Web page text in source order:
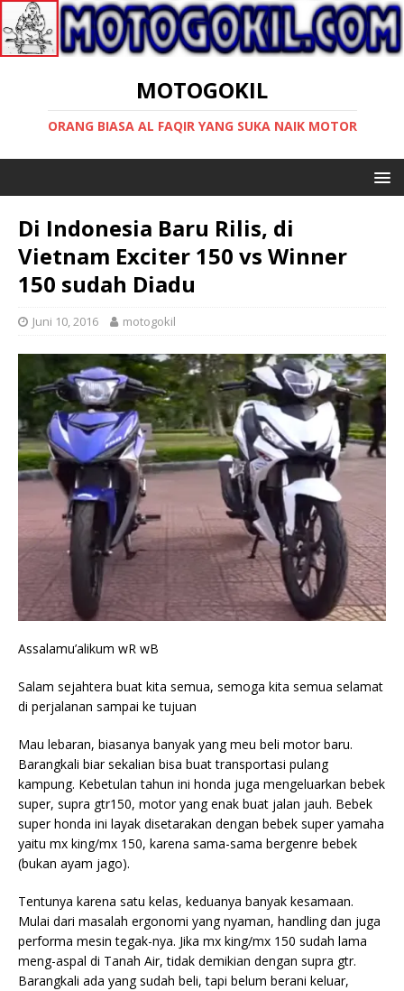
MOTOGOKIL
ORANG BIASA AL FAQIR YANG SUKA NAIK MOTOR
Di Indonesia Baru Rilis, di
Vietnam Exciter 150 vs Winner
150 sudah Diadu
Juni 10, 2016 motogokil
Assalamu’alikum wR wB
Salam sejahtera buat kita semua, semoga kita semua selamat
di perjalanan sampai ke tujuan
Mau lebaran, biasanya banyak yang meu beli motor baru.
Barangkali biar sekalian bisa buat transportasi pulang
kampung. Kebetulan tahun ini honda juga mengeluarkan bebek
super, supra gtr150, motor yang enak buat jalan jauh. Bebek
super honda ini layak disetarakan dengan bebek super yamaha
yaitu mx king/mx 150, karena sama-sama bergenre bebek
(bukan ayam jago).
Tentunya karena satu kelas, keduanya banyak kesamaan.
Mulai dari masalah ergonomi yang nyaman, handling dan juga
performa mesin tegak-nya. Jika mx king/mx 150 sudah lama
meng-aspal di Tanah Air, tidak demikian dengan supra gtr.
Barangkali ada yang sudah beli, tapi belum berani keluar,